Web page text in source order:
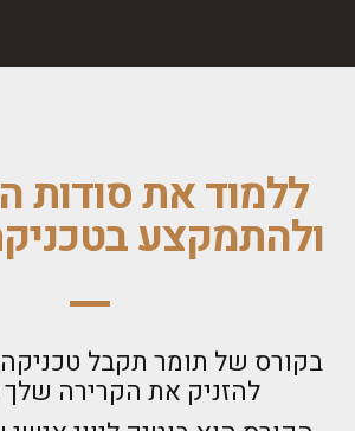
ללמוד את סודות
ולהתמקצע
בקורס של תומר תקבל
להזניק את הקרירה